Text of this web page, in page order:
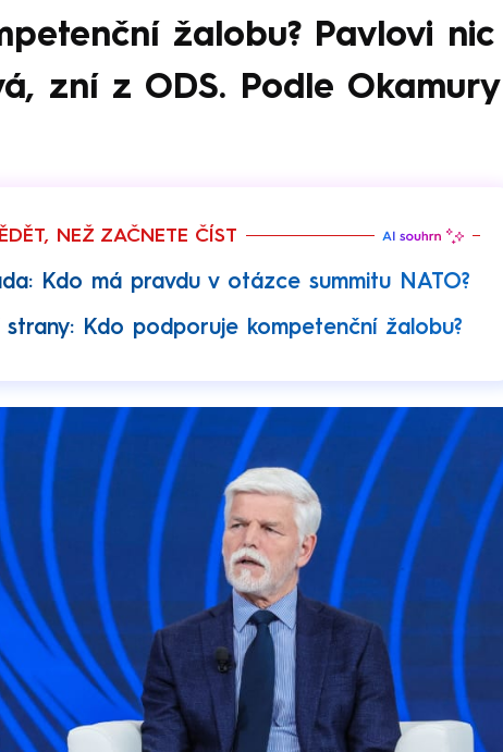
žalobu? Pavlovi nic
zní z ODS. Podle Okamury
NEŽ ZAČNETE ČÍST
Kdo má pravdu v otázce summitu NATO?
Kdo podporuje kompetenční žalobu?